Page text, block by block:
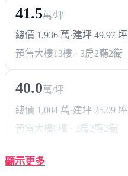
41.5萬/坪
總價 1,936 萬·建坪 49.97 坪
預售大樓13樓 · 3房2廳2衛
40.0萬/坪
總價 1,004 萬 ·建坪 25.09 坪
預售大樓6樓 · 2房2廳2衛
顯示更多